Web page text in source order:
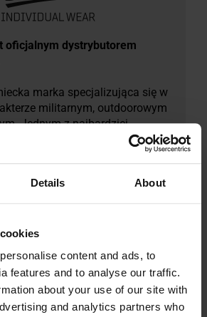
Details About
content and ads, to
features and to analyse our traffic.
about your use of our site with
and analytics partners who
oficjalnym dystrybutorem
marka specjalizująca się w
militarnym, outdoorowym
Jednym z najbardziej
produktów marki jest kultowa
oryginalnym wzorem
funkcjonalne akcesoria,
w szerokiej gamie
TECHNICZNE